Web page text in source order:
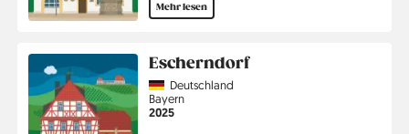
Mehr lesen
Escherndorf
CountryDeutschland
Region
Bayern
Jahr
2025